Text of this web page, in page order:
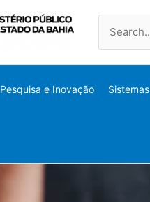
Pesquisar
por:
Pesquisa e Inovação Sistemas